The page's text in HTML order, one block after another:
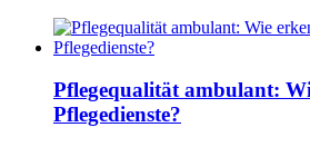
Pflegequalität ambulant:
Pflegedienste?